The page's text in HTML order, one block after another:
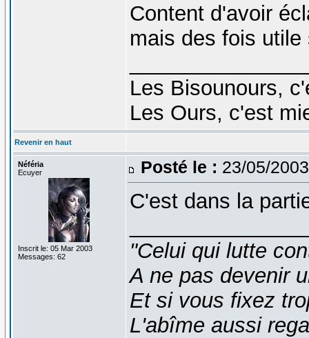
Content d'avoir
mais des fois
Les Bisounours,
Les Ours, c'est
Revenir en haut
Néféria
Ecuyer
Inscrit le: 05 Mar 2003
Messages: 62
Posté le : 23/05/
C'est dans la
"Celui qui lutte
A ne pas devenir
Et si vous fixez
L'abîme aussi